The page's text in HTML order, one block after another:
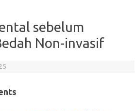
sebelum
Non-invasif